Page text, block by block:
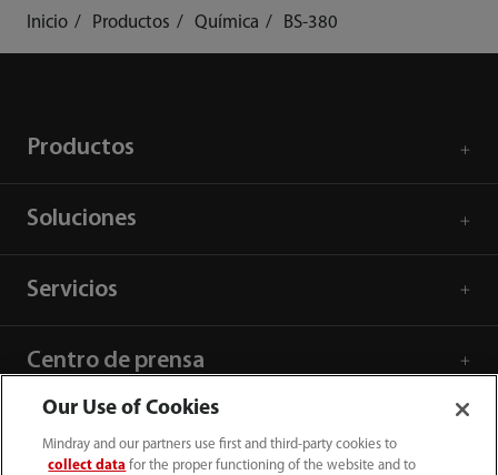
Inicio Productos Química BS-380
Productos
Soluciones
Servicios
Centro de prensa
Empleos
Our Use of Cookies
Mindray and our partners use first and third-party cookies to
collect data for the proper functioning of the website and to